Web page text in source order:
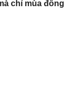
chỉ mùa đông